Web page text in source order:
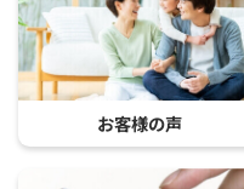
お客様の声